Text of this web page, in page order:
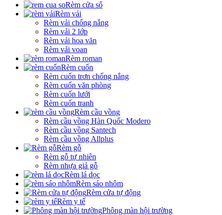
Rèm cửa sổ
Rèm vải
Rèm vải chống nắng
Rèm vải 2 lớp
Rèm vải hoa văn
Rèm vải voan
Rèm roman
Rèm cuốn
Rèm cuốn trơn chống nắng
Rèm cuốn văn phòng
Rèm cuốn lưới
Rèm cuốn tranh
Rèm cầu vồng
Rèm cầu vồng Hàn Quốc Modero
Rèm cầu vồng Santech
Rèm cầu vồng Allplus
Rèm gỗ
Rèm gỗ tự nhiên
Rèm nhựa giả gỗ
Rèm lá dọc
Rèm sáo nhôm
Rèm cửa tự động
Rèm y tế
Phông màn hội trường